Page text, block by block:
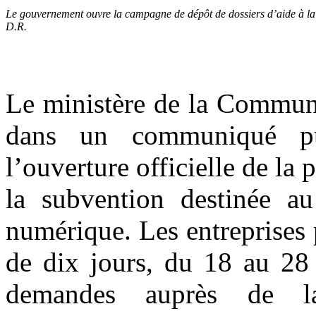
Le gouvernement ouvre la campagne de dépôt de dossiers d’aide à
D.R.
Le ministère de la
dans un communiqué
l’ouverture officielle de la
la subvention destinée
numérique. Les
de dix jours, du 18 au 28
demandes auprès